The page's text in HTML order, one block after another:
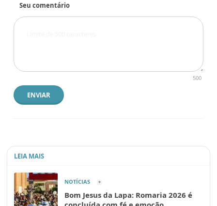
Seu comentário
500
ENVIAR
LEIA MAIS
NOTÍCIAS
Bom Jesus da Lapa: Romaria 2026 é